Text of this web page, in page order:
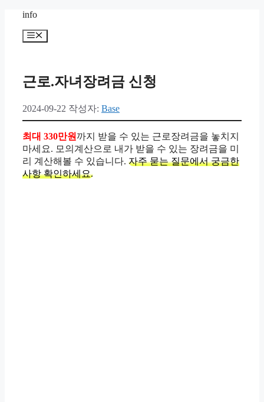
info
메
근로.자녀장려금 신청
2024-09-22 작성자: Base
최대 330만원 까지 받을 수 있는 근로장려금을 놓치지
마세요. 모의계산으로 내가 받을 수 있는 장려금을 미
리 계산해볼 수 있습니다. 자주 묻는 질문에서 궁금한
사항 확인하세요.